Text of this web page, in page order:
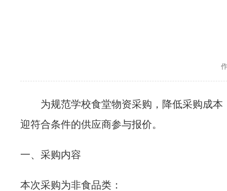
为规范学校食堂物资采购，降低采购成
迎符合条件的供应商参与报价。
一、采购内容
本次采购为非食品类：